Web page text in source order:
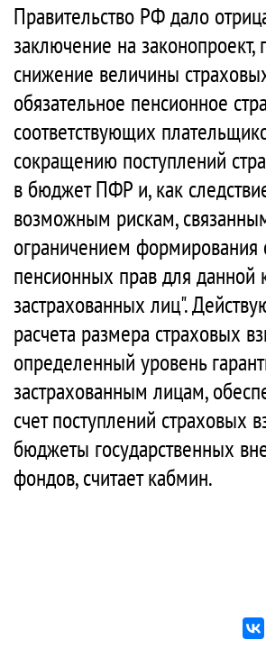
Правительство РФ дало
заключение на законопроект,
снижение величины
обязательное пенсионное
соответствующих
сокращению поступлений
в бюджет ПФР и, как
возможным рискам,
ограничением формирования
пенсионных прав для данной
застрахованных лиц".
расчета размера страховых
определенный уровень
застрахованным лицам,
счет поступлений страховых
бюджеты государственных
фондов, считает кабмин.